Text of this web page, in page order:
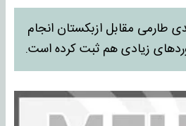
طارمی مقابل ازبکستان انجام
زیادی هم ثبت کرده است.